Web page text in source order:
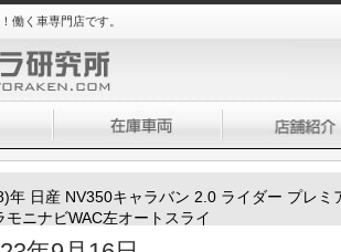
働く車専門店です。
年 日産 NV350キャラバン 2.0 ライダー プレ
モニナビWAC左オートスライ